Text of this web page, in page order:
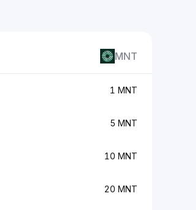
MNT
1 MNT
5 MNT
10 MNT
20 MNT